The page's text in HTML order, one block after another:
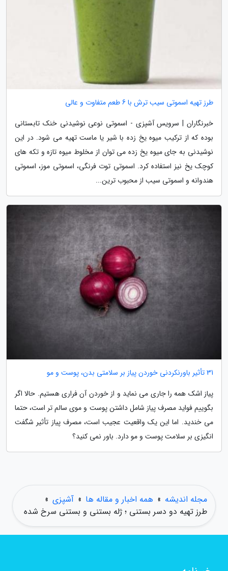
طرز تهیه اسموتی سیب ترش با 6 طعم متفاوت و عالی
خبرنگاران | سرویس آشپزی - اسموتی نوعی نوشیدنی خنک تابستانی
بوده که از ترکیب میوه یخ زده با شیر یا ماست تهیه می شود. در این
نوشیدنی به جای میوه یخ زده می توان از مخلوط میوه تازه و تکه های
کوچک یخ نیز استفاده کرد. اسموتی توت فرنگی، اسموتی موز، اسموتی
هندوانه و اسموتی سیب از محبوب ترین...
31 تأثیر باورنکردنی خوردن پیاز بر سلامتی بدن، پوست و مو
پیاز اشک همه را جاری می نماید و از خوردن آن فراری هستیم. حالا اگر
بگوییم فواید مصرف پیاز شامل داشتن پوست و موی سالم تر است، حتما
می خندید. اما این یک واقعیت عجیب است، مصرف پیاز تأثیر شگفت
انگیزی بر سلامت پوست و مو دارد. باور نمی کنید؟
مجله اندیشه » همه اخبار و مقاله ها » آشپزی »
طرز تهیه دو دسر بستنی ؛ ژله بستنی و بستنی سرخ شده